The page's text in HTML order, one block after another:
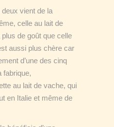
vient de la
celle au lait de
de goût que celle
aussi plus chère car
d’une des cinq
fabrique,
au lait de vache, qui
en Italie et même de